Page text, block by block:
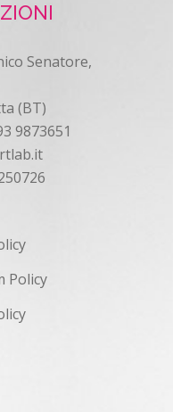
Senatore,
(BT)
9873651
Policy